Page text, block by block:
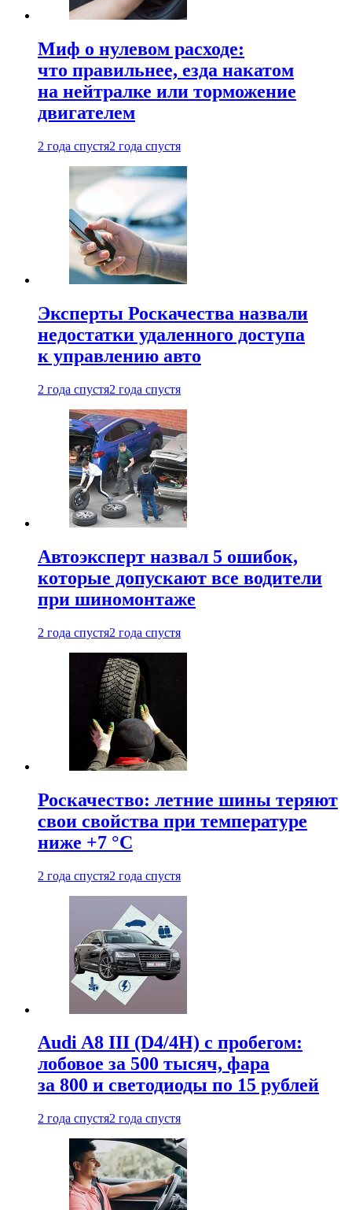
Миф о нулевом расходе:
что правильнее, езда накатом
на нейтралке или торможение
двигателем
2 года спустя2 года спустя
Эксперты Роскачества назвали
недостатки удаленного доступа
к управлению авто
2 года спустя2 года спустя
Автоэксперт назвал 5 ошибок,
которые допускают все водители
при шиномонтаже
2 года спустя2 года спустя
Роскачество: летние шины теряют
свои свойства при температуре
ниже +7 °C
2 года спустя2 года спустя
Audi A8 III (D4/4H) c пробегом:
лобовое за 500 тысяч, фара
за 800 и светодиоды по 15 рублей
2 года спустя2 года спустя